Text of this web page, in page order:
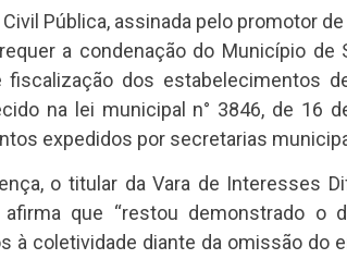
Civil Pública, assinada pelo promotor
a condenação do Município
fiscalização dos estabelecimentos
na lei municipal n° 3846, de 16
expedidos por secretarias
o titular da Vara de Interesses
afirma que “restou demonstrado o
à coletividade diante da omissão do